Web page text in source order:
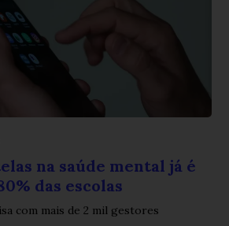
na saúde mental já é
das escolas
com mais de 2 mil gestores